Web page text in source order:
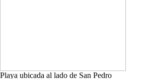
Playa ubicada al lado de San Pedro